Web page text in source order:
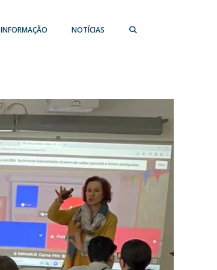
INFORMAÇÃO NOTÍCIAS